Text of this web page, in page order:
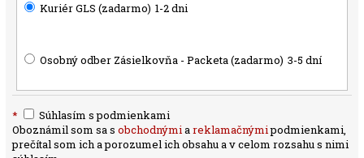
Kuriér GLS (zadarmo) 1-2 dni
Osobný odber Zásielkovňa - Packeta (zadarmo) 3-5 dní
*
Súhlasím s podmienkami
Oboznámil som sa sobchodnými areklamačnýmipodmienkami,
prečítal som ich a porozumel ich obsahu a v celom rozsahu s nimi